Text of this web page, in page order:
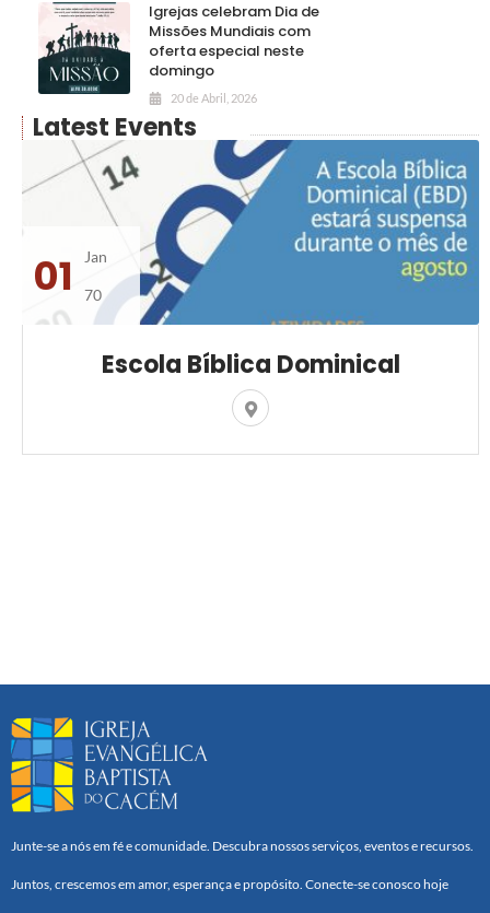
Igrejas celebram Dia de
Missões Mundiais com
oferta especial neste
domingo
20 de Abril, 2026
Latest Events
01 Jan
70
Escola Bíblica Dominical
Junte-se a nós em fé e comunidade. Descubra nossos serviços, eventos e recursos.
Juntos, crescemos em amor, esperança e propósito. Conecte-se conosco hoje